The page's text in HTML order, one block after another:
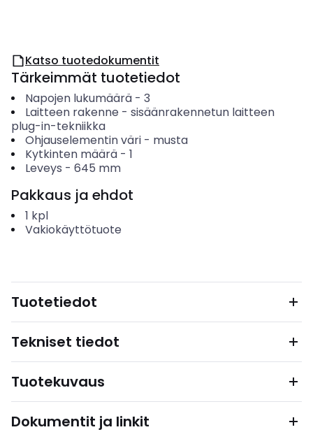
Katso tuotedokumentit
Tärkeimmät tuotetiedot
Napojen lukumäärä- 3
Laitteen rakenne - sisäänrakennetun laitteen
plug-in-tekniikka
Ohjauselementin väri- musta
Kytkinten määrä- 1
Leveys - 645 mm
Pakkaus ja ehdot
1 kpl
Vakiokäyttötuote
Tuotetiedot
Tekniset tiedot
Tuotekuvaus
Dokumentit ja linkit